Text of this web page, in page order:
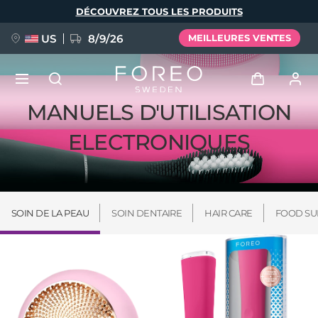
MANUELS D'UTILISATION
ELECTRONIQUES
SOIN DE LA PEAU SOIN DENTAIRE HAIR CARE FOOD
DÉCOUVREZ TOUS LES PRODUITS
US 8/9/26 MEILLEURES VENTES
Se connecter
Profil de l'utilisateur
Mes appareils
Mes commandes
Mes adresses
Mes abonnements
NOUVEAU
FAQ™ Pure Beauty-Tech Elixir
BREAKING NEWS
issa™ Teeth Whitening Set
Langue
English Deutsch
Español
Français
Italiano
Português
Русский
Türkçe
繁體中文